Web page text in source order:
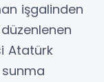
işgalinden
düzenlenen
Atatürk
sunma